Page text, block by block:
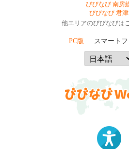
びびなび 南房
びびなび 君津
他エリアのびびなびは
PC版 スマート